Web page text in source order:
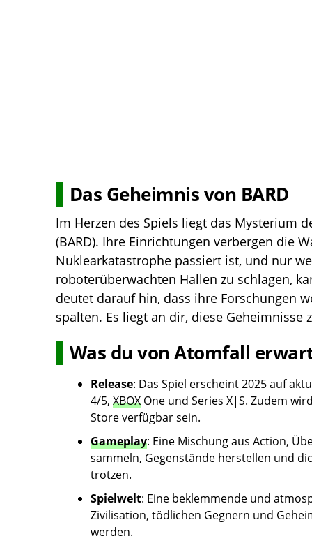
Das Geheimnis von BARD
Im Herzen des Spiels liegt das Mysterium
(BARD). Ihre Einrichtungen verbergen die
Nuklearkatastrophe passiert ist, und nur
roboterüberwachten Hallen zu schlagen,
deutet darauf hin, dass ihre Forschungen
spalten. Es liegt an dir, diese
Was du von Atomfall
Release: Das Spiel erscheint 2025 auf
4/5, XBOX One und Series X|S. Zudem
Store verfügbar sein.
Gameplay: Eine Mischung aus Action,
sammeln, Gegenstände herstellen und
trotzen.
Spielwelt: Eine beklemmende und
Zivilisation, tödlichen Gegnern und
werden.